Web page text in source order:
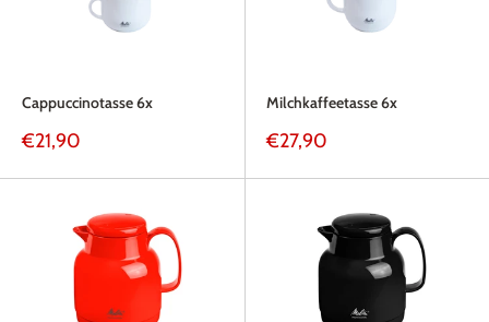
Cappuccinotasse 6x
Sonderpreis
€21,90
Milchkaffeetasse 6x
Sonderpreis
€27,90